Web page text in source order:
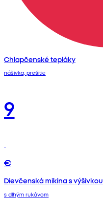
Chlapčenské tepláky
nášivka, prešitie
9
€
Dievčenská mikina s výšivkou
s dlhým rukávom